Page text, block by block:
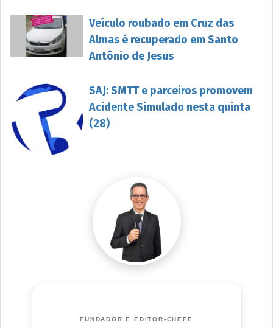
Veículo roubado em Cruz das
Almas é recuperado em Santo
Antônio de Jesus
SAJ: SMTT e parceiros promovem
Acidente Simulado nesta quinta
(28)
FUNDADOR E EDITOR-CHEFE